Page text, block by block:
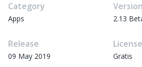
Category
Apps
Version
2.13
Release
09 May 2019
License
Gratis